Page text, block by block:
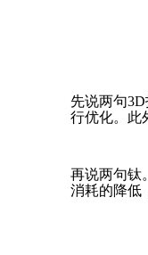
先说两句
行优化。此
再说两句钛
消耗的降低